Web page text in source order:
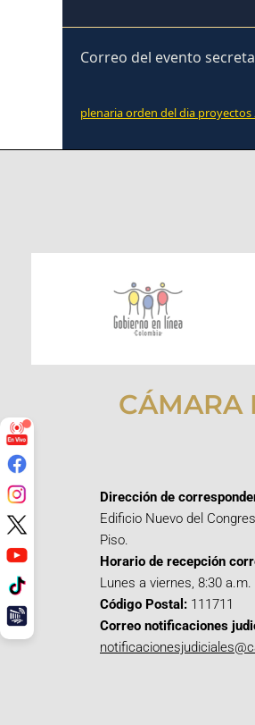
Correo del evento
plenaria orden del dia proyectos
CÁMARA
Dirección de
Edificio Nuevo del
Piso.
Horario de recepción
Lunes a viernes, 8:30
Código Postal: 111711
Correo notificaciones